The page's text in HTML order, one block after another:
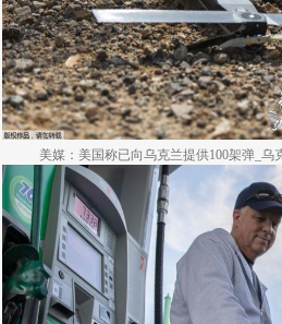
美媒：美国称已向乌克兰提供100架弹_乌